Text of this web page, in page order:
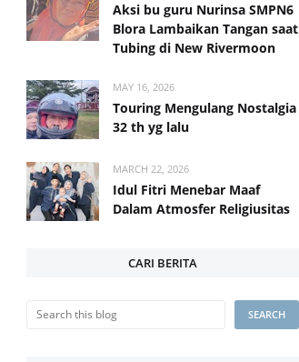
Aksi bu guru Nurinsa SMPN6
Blora Lambaikan Tangan saat
Tubing di New Rivermoon
MAY 16, 2026
Touring Mengulang Nostalgia
32 th yg lalu
MARCH 22, 2026
Idul Fitri Menebar Maaf
Dalam Atmosfer Religiusitas
CARI BERITA